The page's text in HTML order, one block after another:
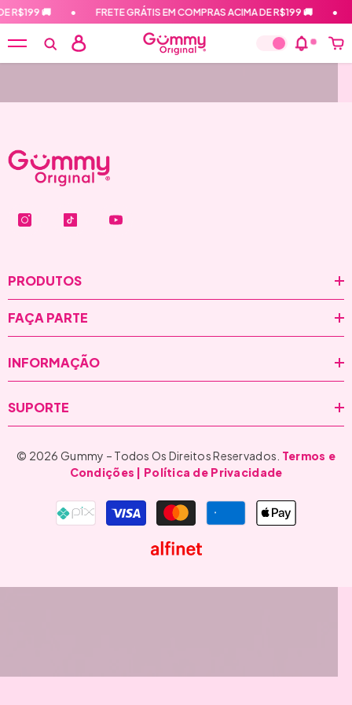
R$199 🚚 • FRETE GRÁTIS EM COMPRAS ACIMA DE R$199 🚚 •
PRODUTOS
FAÇA PARTE
INFORMAÇÃO
SUPORTE
© 2026 Gummy – Todos Os Direitos Reservados. Termos e
Condições | Política de Privacidade
Formas
de